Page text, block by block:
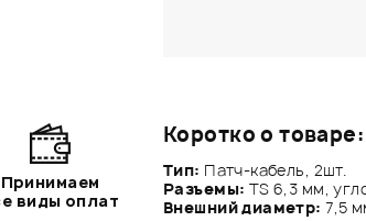
Коротко о товаре:
Тип: Патч-кабель, 2шт.
Разъемы: TS 6,3 мм,
Внешний диаметр:7,5
Принимаем
виды оплат